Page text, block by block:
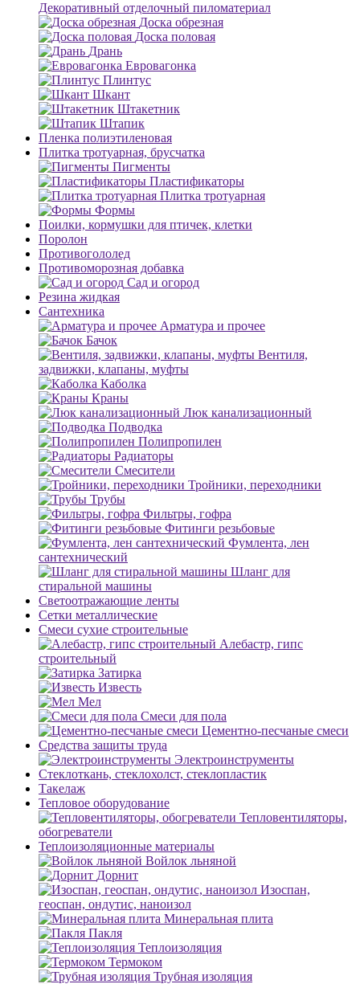
Декоративный отделочный пиломатериал
Доска обрезная
Доска половая
Дрань
Евровагонка
Плинтус
Шкант
Штакетник
Штапик
Пленка полиэтиленовая
Плитка тротуарная, брусчатка
Пигменты
Пластификаторы
Плитка тротуарная
Формы
Поилки, кормушки для птичек, клетки
Поролон
Противогололед
Противоморозная добавка
Сад и огород
Резина жидкая
Сантехника
Арматура и прочее
Бачок
Вентиля,
задвижки, клапаны, муфты
Каболка
Краны
Люк канализационный
Подводка
Полипропилен
Радиаторы
Смесители
Тройники, переходники
Трубы
Фильтры, гофра
Фитинги резьбовые
Фумлента, лен
сантехнический
Шланг для
стиральной машины
Светоотражающие ленты
Сетки металлические
Смеси сухие строительные
Алебастр, гипс
строительный
Затирка
Известь
Мел
Смеси для пола
Цементно-песчаные смеси
Средства защиты труда
Электроинструменты
Стеклоткань, стеклохолст, стеклопластик
Такелаж
Тепловое оборудование
Тепловентиляторы,
обогреватели
Теплоизоляционные материалы
Войлок льняной
Дорнит
Изоспан,
геоспан, ондутис, наноизол
Минеральная плита
Пакля
Теплоизоляция
Термоком
Трубная изоляция